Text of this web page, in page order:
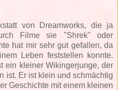
von Dreamworks, die ja
Filme sie "Shrek" oder
hat mir sehr gut gefallen, da
Leben feststellen konnte.
ein kleiner Wikingerjunge, der
ist. Er ist klein und schmächtig
Geschichte mit einem kleinen